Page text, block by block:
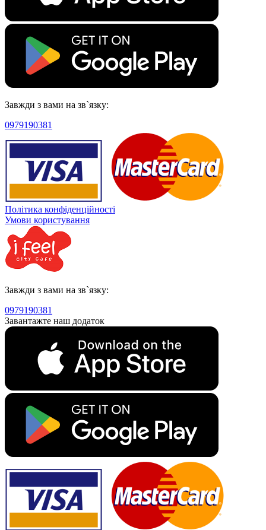
Завжди з вами на зв`язку:
0979190381
Політика конфіденційності
Умови користування
Завжди з вами на зв`язку:
0979190381
Завантажте наш додаток